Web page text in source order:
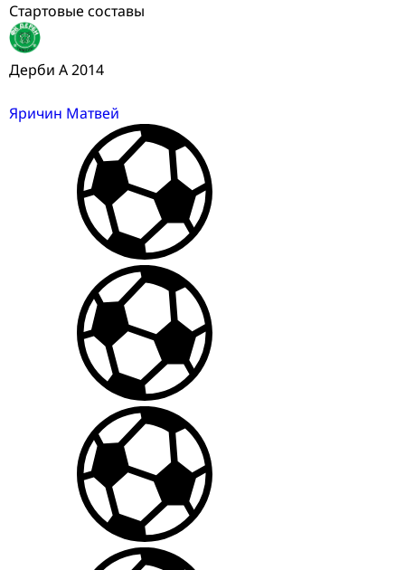
Стартовые составы
Дерби А 2014
Яричин Матвей